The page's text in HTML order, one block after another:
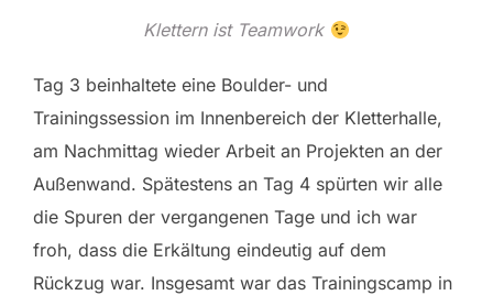
Klettern ist Teamwork
Tag 3 beinhaltete eine Boulder- und
Trainingssession im Innenbereich der Kletterhalle,
am Nachmittag wieder Arbeit an Projekten an der
Außenwand. Spätestens an Tag 4 spürten wir alle
die Spuren der vergangenen Tage und ich war
froh, dass die Erkältung eindeutig auf dem
Rückzug war. Insgesamt war das Trainingscamp in